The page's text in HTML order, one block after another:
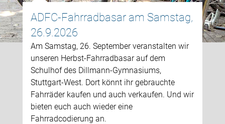
ADFC-Fahrradbasar am Samstag,
26.9.2026
Am Samstag, 26. September veranstalten wir
unseren Herbst-Fahrradbasar auf dem
Schulhof des Dillmann-Gymnasiums,
Stuttgart-West. Dort könnt ihr gebrauchte
Fahrräder kaufen und auch verkaufen. Und wir
bieten euch auch wieder eine
Fahrradcodierung an.